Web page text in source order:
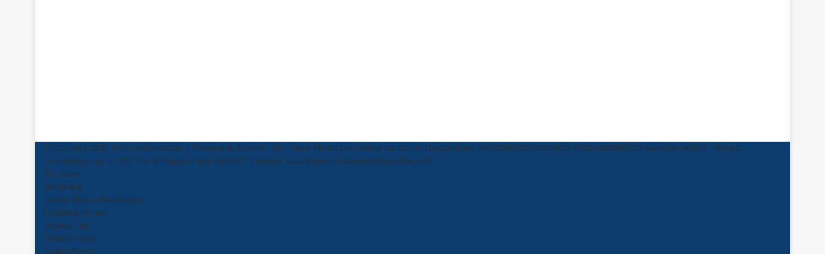
© Copyright 2026, Tutti i diritti riservati | Powered by Know K. Srl -- Stock Photos provided by our partner Depositphotos ©SIPOMEDIA ADV SRLS P.IVA 04409080712 www.sipomedia.it - Testata
Giornalistica reg. n. 7/07, Trib di Foggia in data 24.04.07 - Direttore: Luca Pernice redazione@ilsipontino.net©
Chi Siamo
Redazione
Codice Etico e Deontologico
Collabora con noi
Scarica l’app
Privacy Policy
Cookie Policy